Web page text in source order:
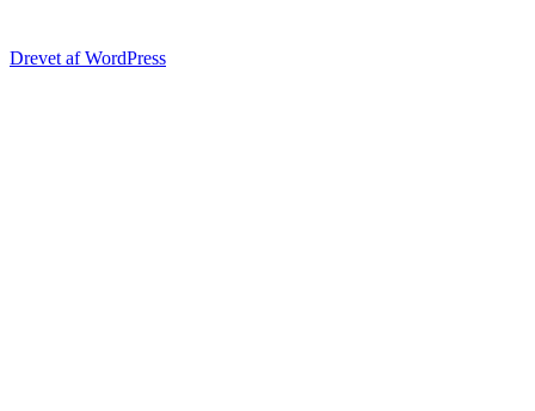
Drevet af WordPress